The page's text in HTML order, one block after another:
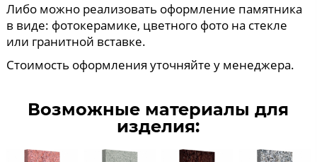
Либо можно реализовать оформление памятника
в виде: фотокерамике, цветного фото на стекле
или гранитной вставке.
Стоимость оформления уточняйте у менеджера.
Возможные материалы для
изделия: